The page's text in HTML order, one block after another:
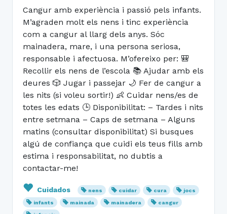
Cangur amb experiència i passió pels infants.
M’agraden molt els nens i tinc experiència
com a cangur al llarg dels anys. Sóc
mainadera, mare, i una persona seriosa,
responsable i afectuosa. M’ofereixo per: 🎒
Recollir els nens de l’escola 📚 Ajudar amb els
deures 🎲 Jugar i passejar 🌙 Fer de cangur a
les nits (si voleu sortir!) 👶 Cuidar nens/es de
totes les edats 🕒 Disponibilitat: – Tardes i nits
entre setmana – Caps de setmana – Alguns
matins (consultar disponibilitat) Si busques
algú de confiança que cuidi els teus fills amb
estima i responsabilitat, no dubtis a
contactar-me!
Cuidados nens cuidar cura
jocs
infants
mainada mainadera
cangur